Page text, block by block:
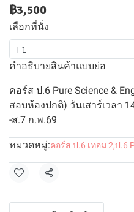
฿3,500
เลือกที่นั่ง
F1
คำอธิบายสินค้าแบบย่อ
คอร์ส ป.6 Pure Science &
สอบห้องปกติ) วันเสาร์เวลา
-ส.7 ก.พ.69
หมวดหมู่:คอร์ส ป.6 เทอม 2,ป.6
แชร์